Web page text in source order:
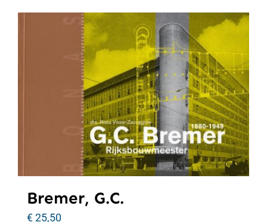
Bremer, G.C.
€25,50